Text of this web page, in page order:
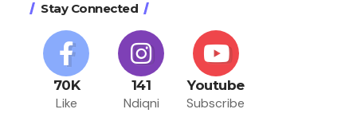
Stay Connected
70K
Like
141
Ndiqni
Youtube
Subscribe